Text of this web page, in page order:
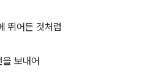
뛰어든 것처럼
을 보내어